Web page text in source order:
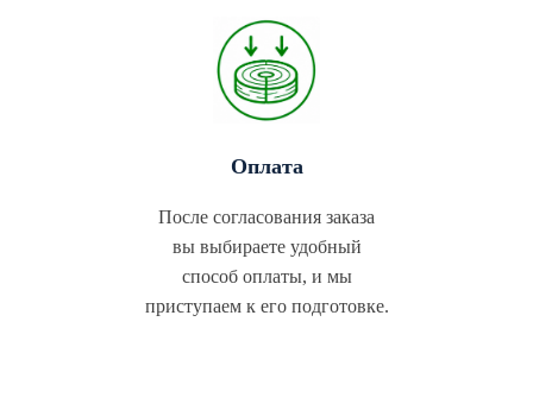
Оплата
После согласования заказа
вы выбираете удобный
способ оплаты, и мы
приступаем к его подготовке.